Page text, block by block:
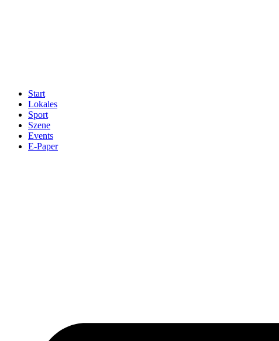
Start
Lokales
Sport
Szene
Events
E-Paper